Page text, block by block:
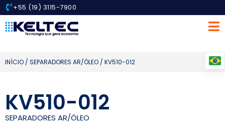
+55 (19) 3115-7900
INÍCIO / SEPARADORES AR/ÓLEO / KV510-012
KV510-012
SEPARADORES AR/ÓLEO